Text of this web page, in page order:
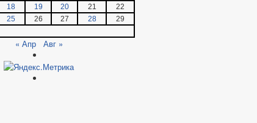
18 19 20 21
22
25 26 27 28
29
« Апр Авг »